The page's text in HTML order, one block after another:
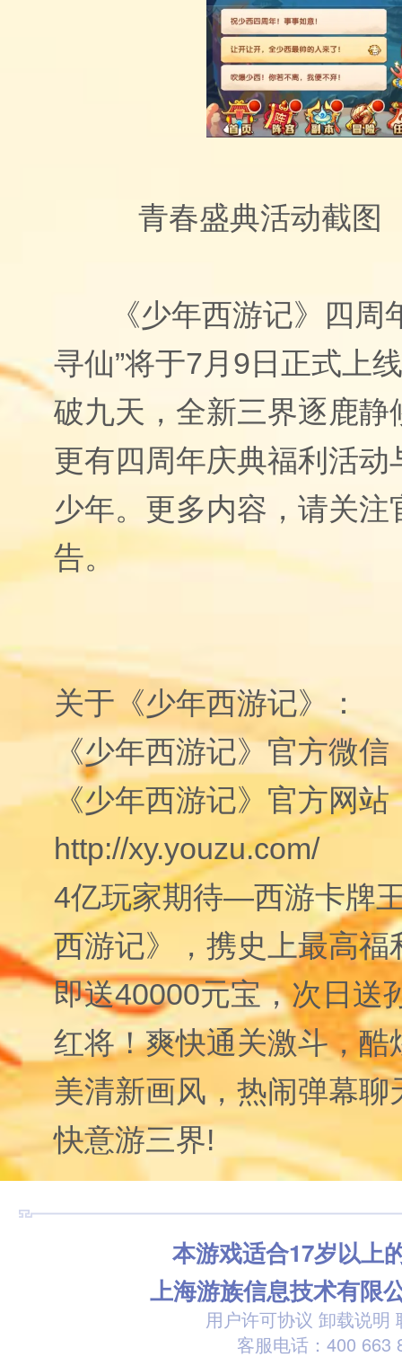
青春盛典活动截图
《少年西游记》四周
寻仙”将于7月 9 日正式上
破九天，全新三界逐鹿静
更有四周年庆典福利活动
少年。更多内容，请关注
告。
关于《少年西游记》：
《少年西游记》官方微信
《少年西游记》官方网站
http://xy.youzu.com/
4亿玩家期待—西游卡牌
西游记》，携史上最高福
即送40000元宝，次日送
红将！爽快通关激斗，酷
美清新画风，热闹弹幕
快意游三界!
本游戏适合17岁以上
上海游族信息技术有限
用户许可协议 卸载说明
客服电话：400 663